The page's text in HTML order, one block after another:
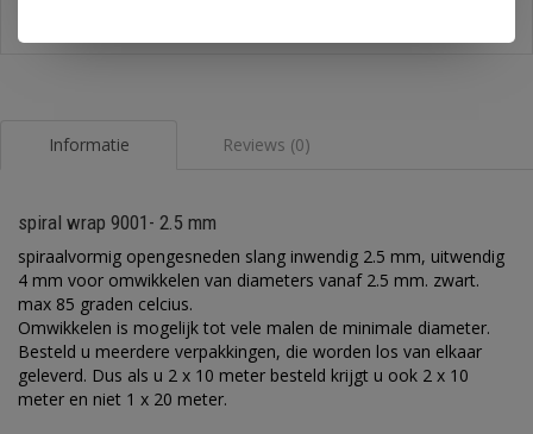
Informatie Reviews (0)
spiral wrap 9001- 2.5 mm
spiraalvormig opengesneden slang inwendig 2.5 mm, uitwendig
4 mm voor omwikkelen van diameters vanaf 2.5 mm. zwart.
max 85 graden celcius.
Omwikkelen is mogelijk tot vele malen de minimale diameter.
Besteld u meerdere verpakkingen, die worden los van elkaar
geleverd. Dus als u 2 x 10 meter besteld krijgt u ook 2 x 10
meter en niet 1 x 20 meter.